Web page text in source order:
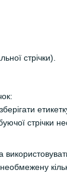
стрічки).
стрічки